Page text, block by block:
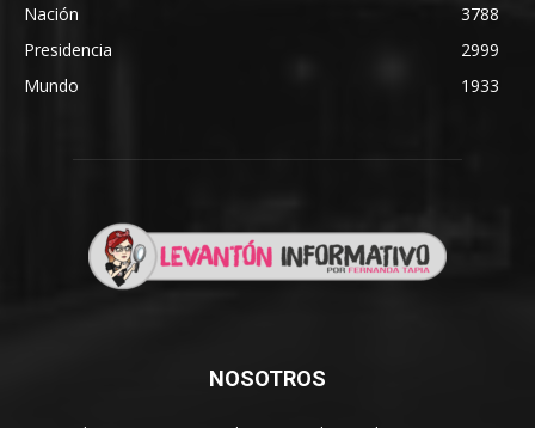
Nación
3788
Presidencia
2999
Mundo
1933
NOSOTROS